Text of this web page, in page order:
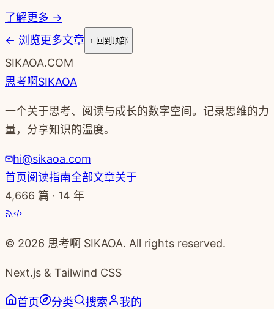
了解更多 →
← 浏览更多文章 ↑ 回到顶部
SIKAOA.COM
思考啊SIKAOA
一个关于思考、阅读与成长的数字空间。记录思维的力
量，分享知识的温度。
hi@sikaoa.com
首页阅读指南全部文章关于
4,666 篇 · 14 年
© 2026 思考啊 SIKAOA. All rights reserved.
Next.js & Tailwind CSS
首页 分类 搜索 我的